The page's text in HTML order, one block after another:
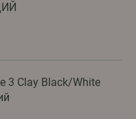
3 Clay Black/White